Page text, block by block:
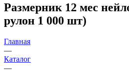
Размерник 12 мес
рулон 1 000 шт)
Главная
—
Каталог
—